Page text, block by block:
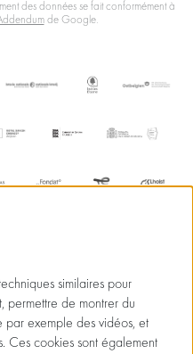
des données se fait conformément à
de Google.
similaires pour
permettre de montrer du
par exemple des vidéos, et
Ces cookies sont également